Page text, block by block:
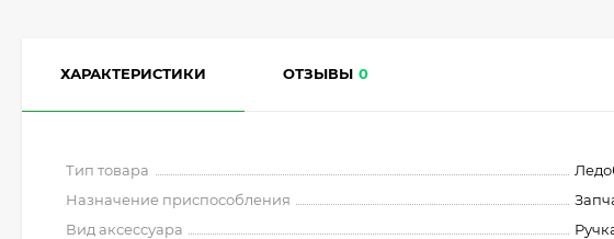
ХАРАКТЕРИСТИКИ ОТЗЫВЫ 0
Тип товара
Назначение приспособления
Вид аксессуара